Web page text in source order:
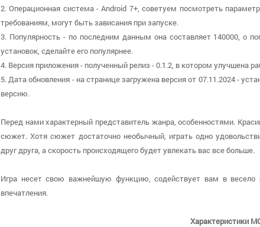
2. Операционная система - Android 7+, советуем посмотреть
требованиям, могут быть зависания при запуске.
3. Популярность - по последним данным она составляет 140000, о
установок, сделайте его популярнее.
4. Версия приложения - полученный релиз - 0.1.2, в котором улучшена
5. Дата обновления - на странице загружена версия от 07.11.2024 -
версию.
Перед нами характерный представитель жанра, особенностями.
сюжет. Хотя сюжет достаточно необычный, играть одно
друг друга, а скорость происходящего будет увлекать вас все больше.
Игра несет свою важнейшую функцию, содействует вам в весело
впечатления.
Характеристики